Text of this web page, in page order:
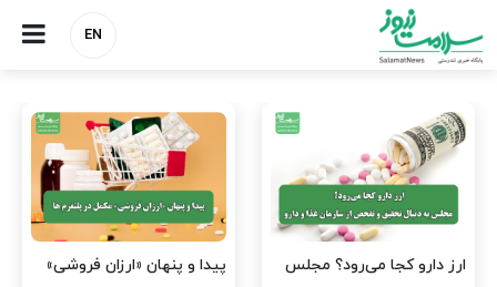
EN
صنعت دارو چشم‌انتظار اجرای
هشدار کانون هموفیلی ایران: